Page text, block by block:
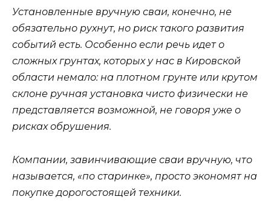
Установленные вручную сваи, конечно, не
обязательно рухнут, но риск такого развития
событий есть. Особенно если речь идет о
сложных грунтах, которых у нас в Кировской
области немало: на плотном грунте или крутом
склоне ручная установка чисто физически не
представляется возможной, не говоря уже о
рисках обрушения.
Компании, завинчивающие сваи вручную, что
называется, «по старинке», просто экономят на
покупке дорогостоящей техники.